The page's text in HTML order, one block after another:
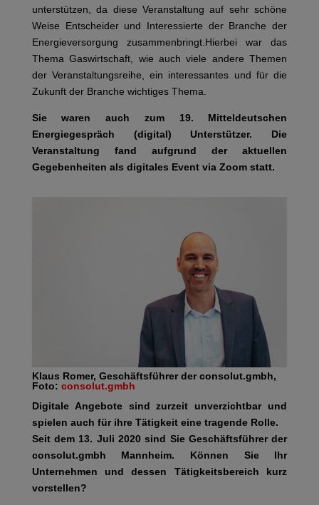
unterstützen, da diese Veranstaltung auf sehr schöne
Weise Entscheider und Interessierte der Branche der
Energieversorgung zusammenbringt.Hierbei war das
Thema Gaswirtschaft, wie auch viele andere Themen
der Veranstaltungsreihe, ein interessantes und für die
Zukunft der Branche wichtiges Thema.
Sie waren auch zum 19. Mitteldeutschen
Energiegespräch (digital) Unterstützer. Die
Veranstaltung fand aufgrund der aktuellen
Gegebenheiten als digitales Event via Zoom statt.
Klaus Romer, Geschäftsführer der consolut.gmbh,
Foto: consolut.gmbh
Digitale Angebote sind zurzeit unverzichtbar und
spielen auch für ihre Tätigkeit eine tragende Rolle.
Seit dem 13. Juli 2020 sind Sie Geschäftsführer der
consolut.gmbh Mannheim. Können Sie Ihr
Unternehmen und dessen Tätigkeitsbereich kurz
vorstellen?